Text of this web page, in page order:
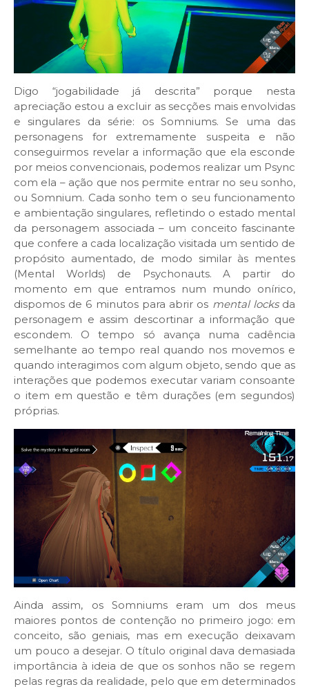
Digo “jogabilidade já descrita” porque nesta
apreciação estou a excluir as secções mais envolvidas
e singulares da série: os Somniums. Se uma das
personagens for extremamente suspeita e não
conseguirmos revelar a informação que ela esconde
por meios convencionais, podemos realizar um Psync
com ela – ação que nos permite entrar no seu sonho,
ou Somnium. Cada sonho tem o seu funcionamento
e ambientação singulares, refletindo o estado mental
da personagem associada – um conceito fascinante
que confere a cada localização visitada um sentido de
propósito aumentado, de modo similar às mentes
(Mental Worlds) de Psychonauts. A partir do
momento em que entramos num mundo onírico,
dispomos de 6 minutos para abrir os mental locksda
personagem e assim descortinar a informação que
escondem. O tempo só avança numa cadência
semelhante ao tempo real quando nos movemos e
quando interagimos com algum objeto, sendo que as
interações que podemos executar variam consoante
o item em questão e têm durações (em segundos)
próprias.
Ainda assim, os Somniums eram um dos meus
maiores pontos de contenção no primeiro jogo: em
conceito, são geniais, mas em execução deixavam
um pouco a desejar. O título original dava demasiada
importância à ideia de que os sonhos não se regem
pelas regras da realidade, pelo que em determinados